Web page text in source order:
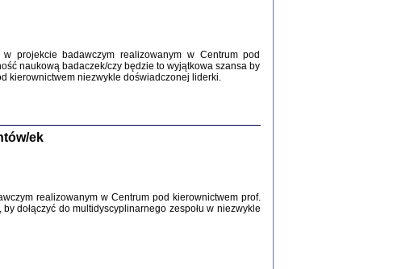
Warszawa 2016
projekcie badawczym realizowanym w Centrum pod
naukową badaczek/czy będzie to wyjątkowa szansa by
kierownictwem niezwykle doświadczonej liderki.
ek
realizowanym w Centrum pod kierownictwem prof.
dołączyć do multidyscyplinarnego zespołu w niezwykle